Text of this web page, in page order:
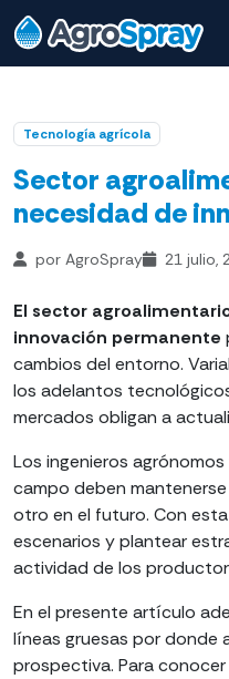
Tecnología agrícola
Sector
necesidad de
por AgroSpray 21 julio,
El sector
innovación permanente
cambios del entorno.
los adelantos
mercados obligan a
Los ingenieros
campo deben
otro en el futuro. Con
escenarios y plantear
actividad de los
En el presente artículo
líneas gruesas por donde
prospectiva. Para